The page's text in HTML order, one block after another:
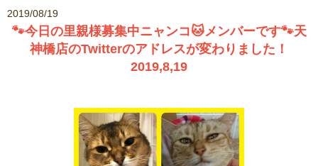
2019/08/19
🐾今日の里親様募集中ニャンコ🐱メンバーです🐾天
神橋店のTwitterのアドレスが変わりました！
2019,8,19